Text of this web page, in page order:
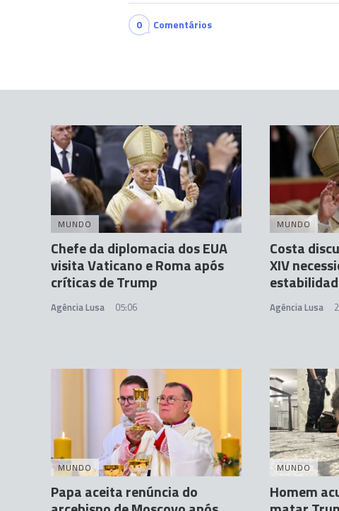
0 Comentários
MUNDO
Chefe da diplomacia dos EUA
visita Vaticano e Roma após
críticas de Trump
Agência Lusa 05:06
MUNDO
Costa
XIV
Agência Lusa
MUNDO
Papa aceita renúncia do
MUNDO
Homem